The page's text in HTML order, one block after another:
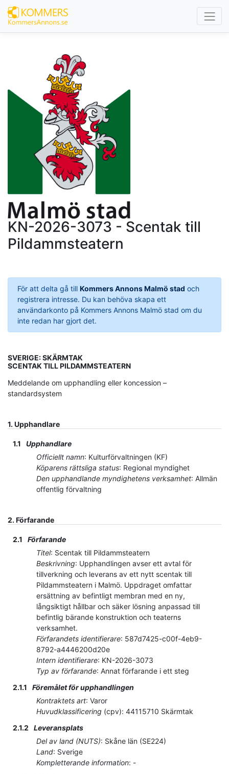
KN-2026-3073 - Scentak till
Pildammsteatern
För att delta gå till Kommers Annons Malmö stad och
registrera intresse. Du kan behöva skapa ett
användarkonto på Kommers Annons Malmö stad om du
inte redan har gjort det.
SVERIGE: SKÄRMTAK
SCENTAK TILL PILDAMMSTEATERN
Meddelande om upphandling eller koncession –
standardsystem
1. Upphandlare
1.1
Upphandlare
Officiellt namn: Kulturförvaltningen (KF)
Köparens rättsliga status: Regional myndighet
Den upphandlande myndighetens verksamhet: Allmän
offentlig förvaltning
2. Förfarande
2.1
Förfarande
Titel: Scentak till Pildammsteatern
Beskrivning: Upphandlingen avser ett avtal för
tillverkning och leverans av ett nytt scentak till
Pildammsteatern i Malmö. Uppdraget omfattar
ersättning av befintligt membran med en ny,
långsiktigt hållbar och säker lösning anpassad till
befintlig bärande konstruktion och teaterns
verksamhet.
Förfarandets identifierare: 587d7425-c00f-4eb9-
8792-a4446200d20e
Intern identifierare: KN-2026-3073
Typ av förfarande: Annat förfarande i ett steg
2.1.1
Föremålet för upphandlingen
Kontraktets art: Varor
Huvudklassificering (cpv): 44115710 Skärmtak
2.1.2
Leveransplats
Del av land (NUTS): Skåne län (SE224)
Land: Sverige
Kompletterande information: -